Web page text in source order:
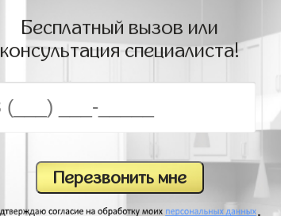
Бесплатный вызов или
консультация специалиста!
.